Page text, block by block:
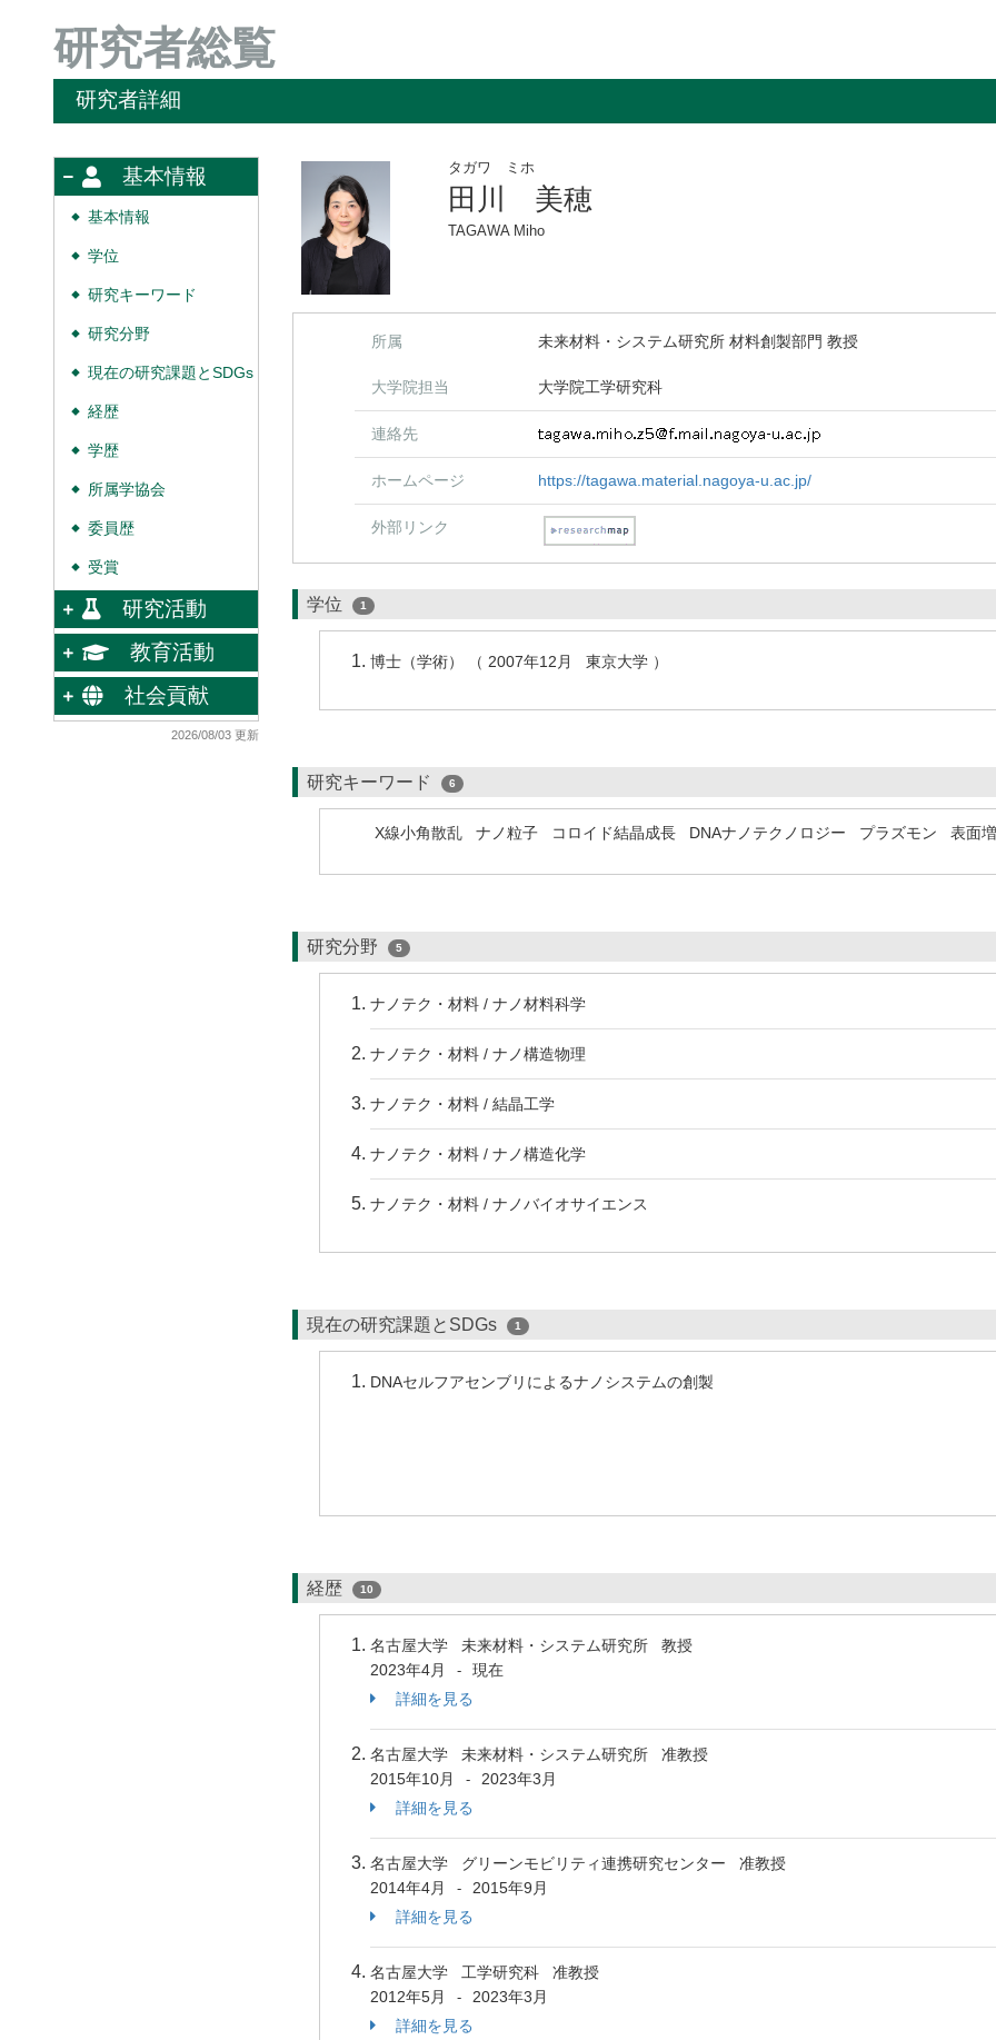
研究者総覧
研究者詳細
基本情報
◆ 基本情報
◆ 学位
◆ 研究キーワード
◆ 研究分野
◆ 現在の研究課題とSDGs
◆ 経歴
◆ 学歴
◆ 所属学協会
◆ 委員歴
◆ 受賞
研究活動
教育活動
社会貢献
2026/08/03 更新
タガワ ミホ
田川 美穂
TAGAWA Miho
所属 未来材料・システム研究所 材料創製部門 教授
大学院担当 大学院工学研究科
連絡先
ホームページ https://tagawa.material.nagoya-u.ac.jp/
外部リンク
学位 1
博士（学術） （ 2007年12月 東京大学 ）
研究キーワード 6
X線小角散乱 ナノ粒子 コロイド結晶成長 DNAナノテクノロジー プラズモン 表面
研究分野 5
ナノテク・材料 / ナノ材料科学
ナノテク・材料 / ナノ構造物理
ナノテク・材料 / 結晶工学
ナノテク・材料 / ナノ構造化学
ナノテク・材料 / ナノバイオサイエンス
現在の研究課題とSDGs 1
DNAセルフアセンブリによるナノシステムの創製
経歴 10
名古屋大学 未来材料・システム研究所 教授
2023年4月
-
現在
詳細を見る
名古屋大学 未来材料・システム研究所 准教授
2015年10月
-
2023年3月
詳細を見る
名古屋大学 グリーンモビリティ連携研究センター 准教授
2014年4月
-
2015年9月
詳細を見る
名古屋大学 工学研究科 准教授
2012年5月
-
2023年3月
詳細を見る